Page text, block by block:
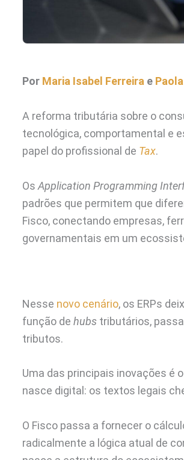
Por Maria Isabel Ferreira e
A reforma tributária sobre o
tecnológica, comportamental e
papel do profissional de Tax.
Os Application Programming
padrões que permitem que
Fisco, conectando empresas,
governamentais em um
Nesse novo cenário, os ERPs
função de hubs tributários,
tributos.
Uma das principais inovações é
nasce digital: os textos legais
O Fisco passa a fornecer o
radicalmente a lógica atual de